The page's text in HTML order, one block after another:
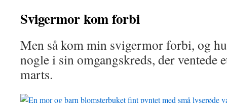
Svigermor kom forbi
Men så kom min svigermor forbi, og
nogle i sin omgangskreds, der ventede
marts.